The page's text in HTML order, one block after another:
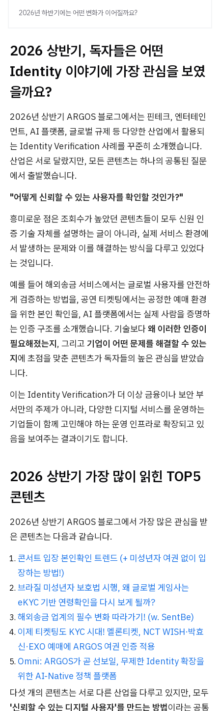
2026년 하반기에는 어떤 변화가 이어질까요?
2026 상반기, 독자들은 어떤
Identity 이야기에 가장 관심을 보였
을까요?
2026년 상반기 ARGOS 블로그에서는 핀테크, 엔터테인
먼트, AI 플랫폼, 글로벌 규제 등 다양한 산업에서 활용되
는 Identity Verification 사례를 꾸준히 소개했습니다.
산업은 서로 달랐지만, 모든 콘텐츠는 하나의 공통된 질문
에서 출발했습니다.
"어떻게 신뢰할 수 있는 사용자를 확인할 것인가?"
흥미로운 점은 조회수가 높았던 콘텐츠들이 모두 신원 인
증 기술 자체를 설명하는 글이 아니라, 실제 서비스 환경에
서 발생하는 문제와 이를 해결하는 방식을 다루고 있었다
는 것입니다.
예를 들어 해외송금 서비스에서는 글로벌 사용자를 안전하
게 검증하는 방법을, 공연 티켓팅에서는 공정한 예매 환경
을 위한 본인 확인을, AI 플랫폼에서는 실제 사람을 증명하
는 인증 구조를 소개했습니다. 기술보다왜 이러한 인증이
필요해졌는지, 그리고 기업이 어떤 문제를 해결할 수 있는
지에 초점을 맞춘 콘텐츠가 독자들의 높은 관심을 받았습
니다.
이는 Identity Verification가 더 이상 금융이나 보안 부
서만의 주제가 아니라, 다양한 디지털 서비스를 운영하는
기업들이 함께 고민해야 하는 운영 인프라로 확장되고 있
음을 보여주는 결과이기도 합니다.
2026 상반기 가장 많이 읽힌 TOP5
콘텐츠
2026년 상반기 ARGOS 블로그에서 가장 많은 관심을 받
은 콘텐츠는 다음과 같습니다.
콘서트 입장 본인확인 트렌드 (+ 미성년자 여권 없이 입
장하는 방법!)
브라질 미성년자 보호법 시행, 왜 글로벌 게임사는
eKYC 기반 연령확인을 다시 보게 될까?
해외송금 업계의 필수 변화 따라가기! (w. SentBe)
이제 티켓팅도 KYC 시대! 멜론티켓, NCT WISH·박효
신·EXO 예매에 ARGOS 여권 인증 적용
Omni: ARGOS가 곧 선보일, 무제한 Identity 확장을
위한 AI-Native 정책 플랫폼
다섯 개의 콘텐츠는 서로 다른 산업을 다루고 있지만, 모두
'신뢰할 수 있는 디지털 사용자'를 만드는 방법이라는 공통